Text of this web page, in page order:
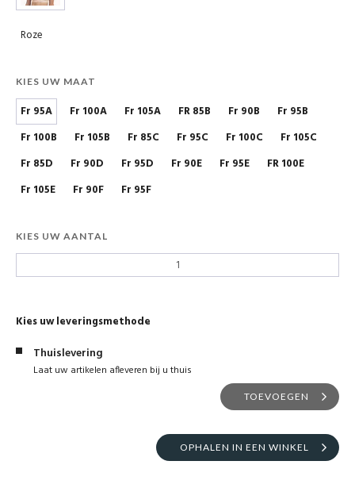
Roze
KIES UW MAAT
Fr 95A Fr 100A Fr 105A FR 85B Fr 90B
Fr 95B
Fr 100B
Fr 105B Fr 85C Fr 95C Fr 100C
Fr 105C
Fr 85D
Fr 90D Fr 95D Fr 90E Fr 95E
FR 100E
Fr 105E
Fr 90F Fr 95F
KIES UW AANTAL
Kies uw leveringsmethode
Thuislevering
Laat uw artikelen afleveren bij u thuis
TOEVOEGEN
OPHALEN IN EEN WINKEL